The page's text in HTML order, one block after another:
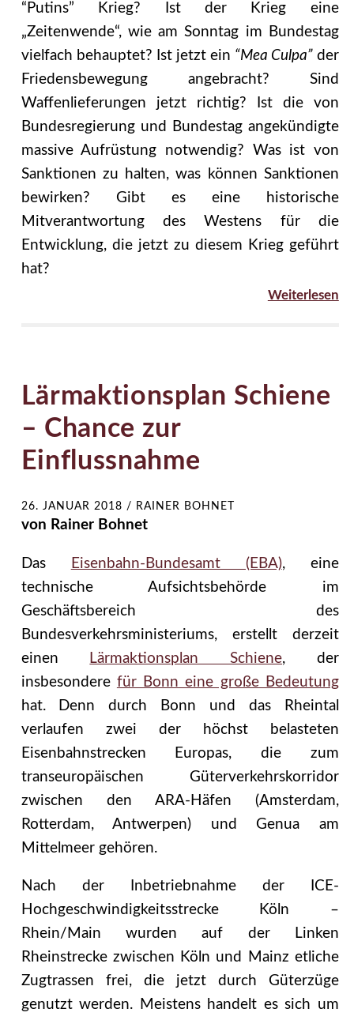
“Putins” Krieg? Ist der Krieg eine
„Zeitenwende“, wie am Sonntag im Bundestag
vielfach behauptet? Ist jetzt ein “Mea Culpa”der
Friedensbewegung angebracht? Sind
Waffenlieferungen jetzt richtig? Ist die von
Bundesregierung und Bundestag angekündigte
massive Aufrüstung notwendig? Was ist von
Sanktionen zu halten, was können Sanktionen
bewirken? Gibt es eine historische
Mitverantwortung des Westens für die
Entwicklung, die jetzt zu diesem Krieg geführt
hat?
Weiterlesen
Lärmaktionsplan Schiene
– Chance zur
Einflussnahme
26. JANUAR 2018 / RAINER BOHNET
von Rainer Bohnet
Das Eisenbahn-Bundesamt (EBA), eine
technische Aufsichtsbehörde im
Geschäftsbereich des
Bundesverkehrsministeriums, erstellt derzeit
einen
Lärmaktionsplan Schiene, der
insbesondere für Bonn eine große Bedeutung
hat. Denn durch Bonn und das Rheintal
verlaufen zwei der höchst belasteten
Eisenbahnstrecken Europas, die zum
transeuropäischen Güterverkehrskorridor
zwischen den ARA-Häfen (Amsterdam,
Rotterdam, Antwerpen) und Genua am
Mittelmeer gehören.
Nach der Inbetriebnahme der ICE-
Hochgeschwindigkeitsstrecke Köln –
Rhein/Main wurden auf der Linken
Rheinstrecke zwischen Köln und Mainz etliche
Zugtrassen frei, die jetzt durch Güterzüge
genutzt werden. Meistens handelt es sich um